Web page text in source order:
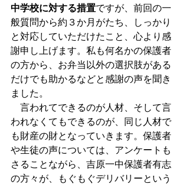
中学校に対する措置ですが、前回の一
般質問から約３か月がたち、しっかり
と対応していただけたこと、心より感
謝申し上げます。私も何名かの保護者
の方から、お弁当以外の選択肢がある
だけでも助かるなどと感謝の声を聞き
ました。
言われてできるのが人材、そして言
われなくてもできるのが、同じ人材で
も財産の財となっていきます。保護者
や生徒の声については、アンケートも
さることながら、吉原一中保護者有志
の方々が、もぐもぐデリバリーという